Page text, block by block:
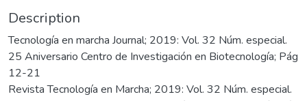
Description
Tecnología en marcha Journal; 2019: Vol. 32 Núm. especial.
25 Aniversario Centro de Investigación en Biotecnología; Pág
12-21
Revista Tecnología en Marcha; 2019: Vol. 32 Núm. especial.